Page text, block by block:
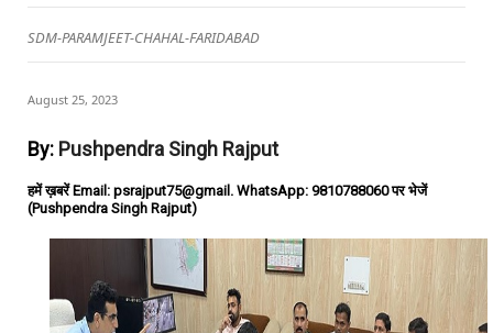
SDM-PARAMJEET-CHAHAL-FARIDABAD
August 25, 2023
By: Pushpendra Singh Rajput
हमें ख़बरें Email: psrajput75@gmail. WhatsApp: 9810788060 पर भेजें
(Pushpendra Singh Rajput)